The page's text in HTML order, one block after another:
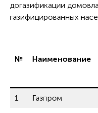
догазификации
газифицированных
№ Наименование
1 Газпром